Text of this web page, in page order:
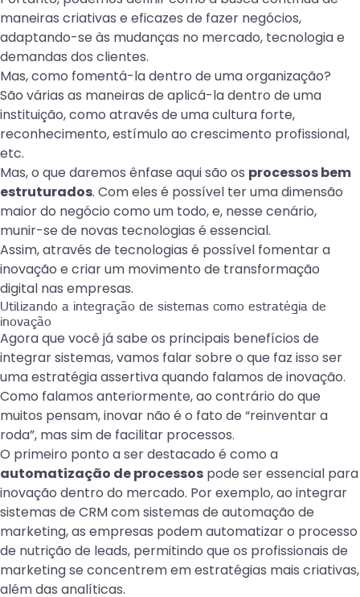
maneiras criativas e eficazes de fazer negócios,
adaptando-se às mudanças no mercado, tecnologia e
demandas dos clientes.
Mas, como fomentá-la dentro de uma organização?
São várias as maneiras de aplicá-la dentro de uma
instituição, como através de uma cultura forte,
reconhecimento, estímulo ao crescimento profissional,
etc.
Mas, o que daremos ênfase aqui são os processos bem
estruturados. Com eles é possível ter uma dimensão
maior do negócio como um todo, e, nesse cenário,
munir-se de novas tecnologias é essencial.
Assim, através de tecnologias é possível fomentar a
inovação e criar um movimento de transformação
digital nas empresas.
Utilizando a integração de sistemas como estratégia de
inovação
Agora que você já sabe os principais benefícios de
integrar sistemas, vamos falar sobre o que faz isso ser
uma estratégia assertiva quando falamos de inovação.
Como falamos anteriormente, ao contrário do que
muitos pensam, inovar não é o fato de “reinventar a
roda”, mas sim de facilitar processos.
O primeiro ponto a ser destacado é como a
automatização de processos pode ser essencial para
inovação dentro do mercado. Por exemplo, ao integrar
sistemas de CRM com sistemas de automação de
marketing, as empresas podem automatizar o processo
de nutrição de leads, permitindo que os profissionais de
marketing se concentrem em estratégias mais criativas,
além das analíticas.